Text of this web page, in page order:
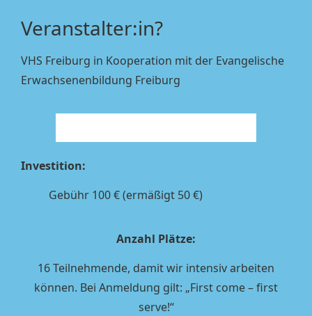
Veranstalter:in?
VHS Freiburg in Kooperation mit der Evangelische
Erwachsenenbildung Freiburg
Investition:
Gebühr 100 € (ermäßigt 50 €)
Anzahl Plätze:
16 Teilnehmende, damit wir intensiv arbeiten
können. Bei Anmeldung gilt: „First come – first
serve!“